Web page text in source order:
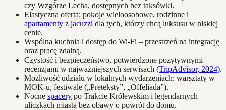
czy Wzgórze Lecha, dostępnych bez taksówki.
Elastyczna oferta: pokoje wieloosobowe, rodzinne i
apartamenty z jacuzzi dla tych, którzy chcą luksusu w niskiej
cenie.
Wspólna kuchnia i dostęp do Wi-Fi – przestrzeń na integrację
oraz pracę zdalną.
Czystość i bezpieczeństwo, potwierdzone pozytywnymi
recenzjami w najważniejszych serwisach (TripAdvisor, 2024).
Możliwość udziału w lokalnych wydarzeniach: warsztaty w
MOK-u, festiwale („Preteksty”, „Offeliada”).
Nocne spacery po Trakcie Królewskim i legendarnych
uliczkach miasta bez obawy o powrót do domu.